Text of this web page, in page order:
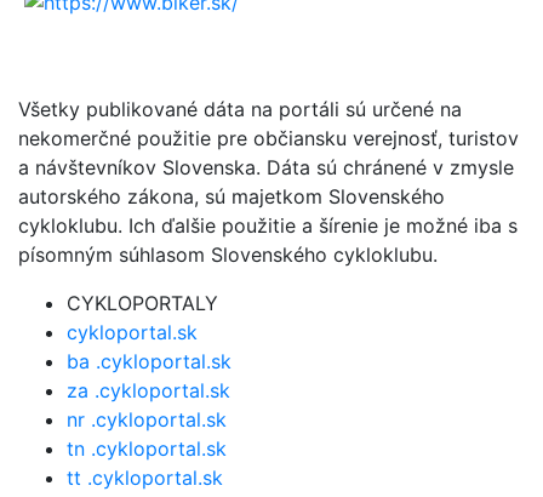
Všetky publikované dáta na portáli sú určené na
nekomerčné použitie pre občiansku verejnosť, turistov
a návštevníkov Slovenska. Dáta sú chránené v zmysle
autorského zákona, sú majetkom Slovenského
cykloklubu. Ich ďalšie použitie a šírenie je možné iba s
písomným súhlasom Slovenského cykloklubu.
CYKLOPORTALY
cykloportal.sk
ba .cykloportal.sk
za .cykloportal.sk
nr .cykloportal.sk
tn .cykloportal.sk
tt .cykloportal.sk